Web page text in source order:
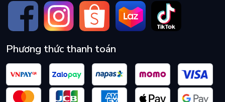
Phương thức thanh toán